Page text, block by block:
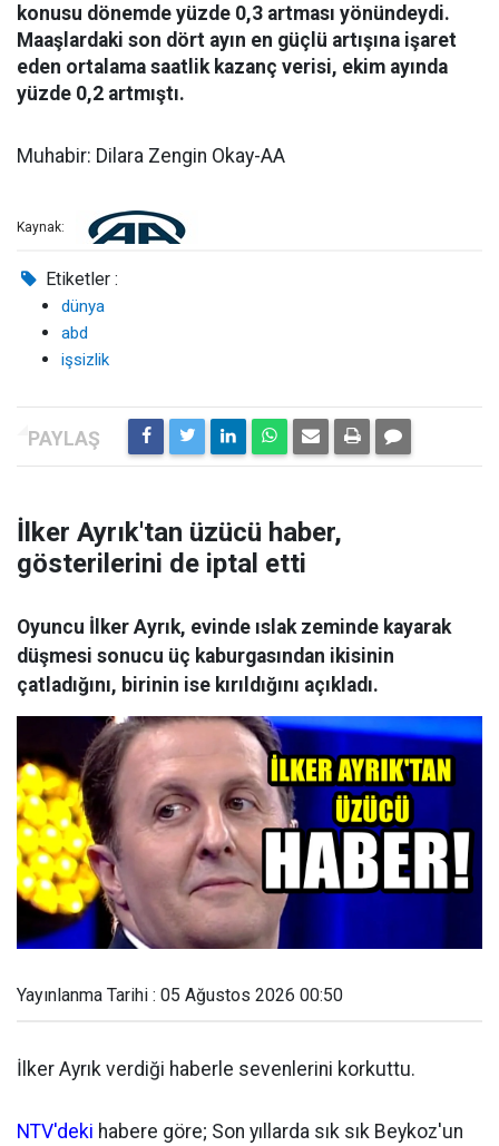
konusu dönemde yüzde 0,3 artması yönündeydi.
Maaşlardaki son dört ayın en güçlü artışına işaret
eden ortalama saatlik kazanç verisi, ekim ayında
yüzde 0,2 artmıştı.
Muhabir: Dilara Zengin Okay-AA
Kaynak:
Etiketler :
dünya
abd
işsizlik
İlker Ayrık'tan üzücü haber,
gösterilerini de iptal etti
Oyuncu İlker Ayrık, evinde ıslak zeminde kayarak
düşmesi sonucu üç kaburgasından ikisinin
çatladığını, birinin ise kırıldığını açıkladı.
Yayınlanma Tarihi : 05 Ağustos 2026 00:50
İlker Ayrık verdiği haberle sevenlerini korkuttu.
NTV'deki habere göre; Son yıllarda sık sık Beykoz'un